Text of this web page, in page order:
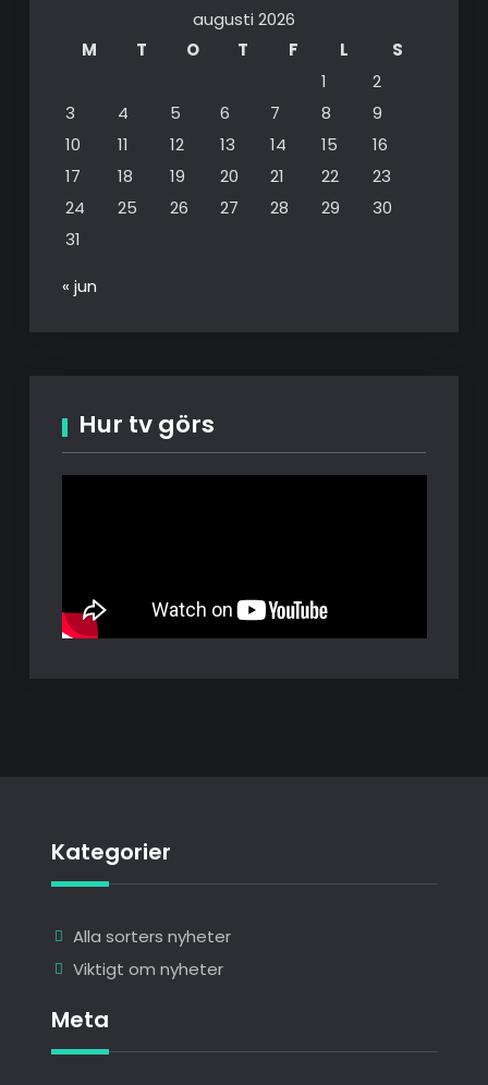
augusti 2026
M
T O T F L
S
1
2
3
4 5 6 7 8
9
10
11 12 13 14 15
16
17
18 19 20 21 22
23
24
25 26 27 28 29
30
31
« jun
Hur tv görs
Kategorier
Alla sorters nyheter
Viktigt om nyheter
Meta